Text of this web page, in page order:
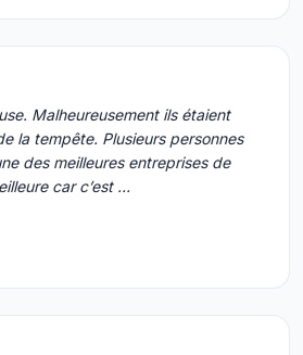
Malheureusement ils étaient
la tempête. Plusieurs personnes
des meilleures entreprises de
car c’est …